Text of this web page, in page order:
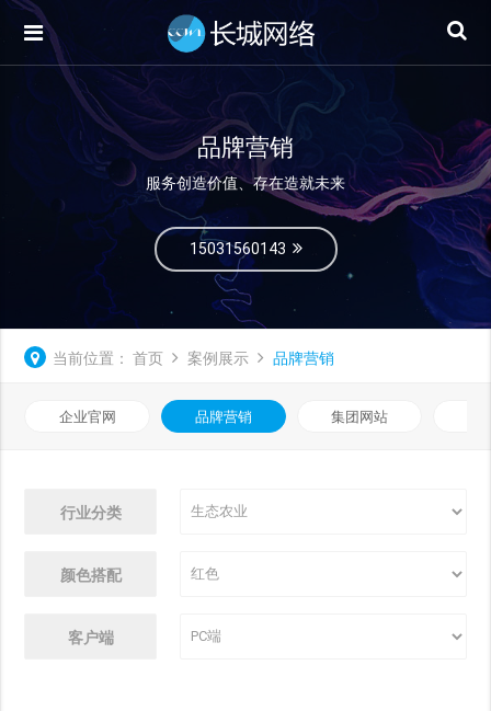
品牌营销
服务创造价值、存在造就未来
15031560143
当前位置： 首页 案例展示 品牌营销
企业官网 品牌营销 集团网站
行业分类
颜色搭配
客户端